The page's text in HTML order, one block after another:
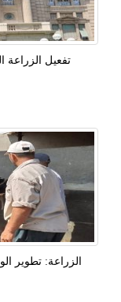
تفعيل الزراعة
الزراعة: تطوير